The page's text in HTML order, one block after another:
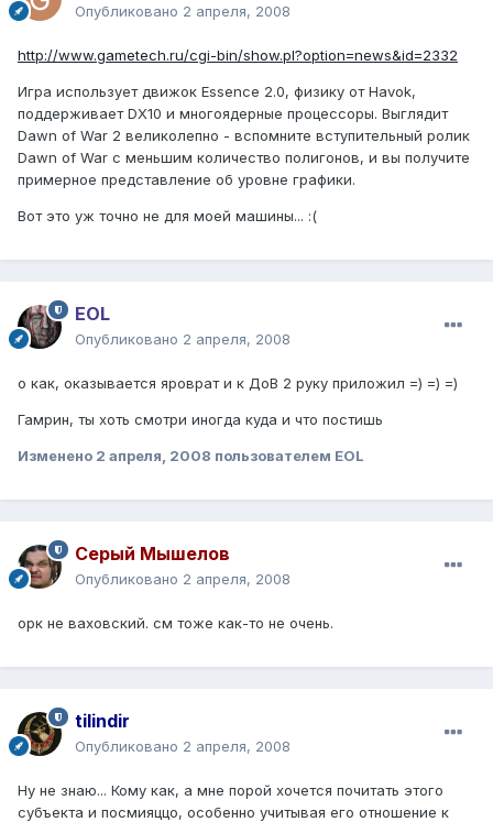
Опубликовано 2 апреля, 2008
http://www.gametech.ru/cgi-bin/show.pl?option=news&id=2332
Игра использует движок Essence 2.0, физику от Havok,
поддерживает DX10 и многоядерные процессоры. Выглядит
Dawn of War 2 великолепно - вспомните вступительный ролик
Dawn of War с меньшим количество полигонов, и вы получите
примерное представление об уровне графики.
Вот это уж точно не для моей машины... :(
EOL
Опубликовано 2 апреля, 2008
о как, оказывается яроврат и к ДоВ 2 руку приложил =) =) =)
Гамрин, ты хоть смотри иногда куда и что постишь
Изменено 2 апреля, 2008 пользователем EOL
Серый Мышелов
Опубликовано 2 апреля, 2008
орк не ваховский. см тоже как-то не очень.
tilindir
Опубликовано 2 апреля, 2008
Ну не знаю... Кому как, а мне порой хочется почитать этого
субъекта и посмияццо, особенно учитывая его отношение к